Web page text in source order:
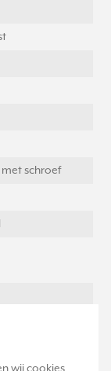
wij cookies
met schroef